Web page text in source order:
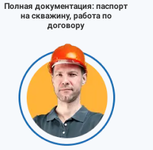
Полная документация: паспорт
на скважину, работа по
договору